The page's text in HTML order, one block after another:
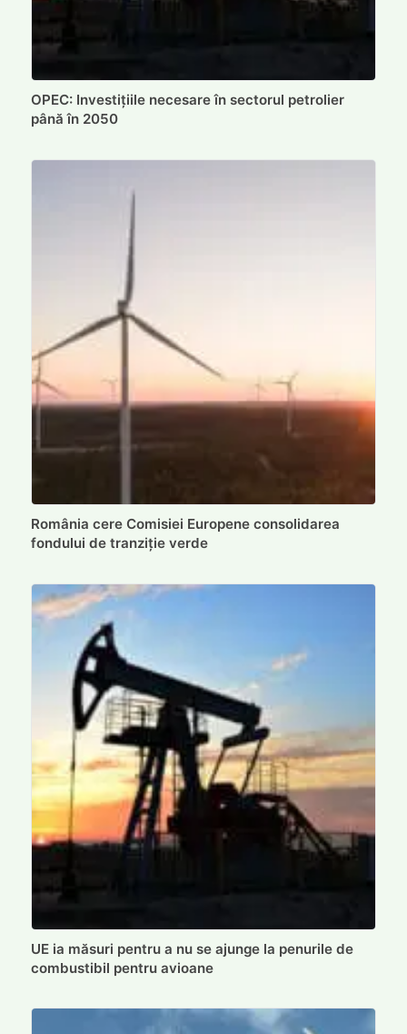
OPEC: Investițiile necesare în sectorul petrolier
până în 2050
România cere Comisiei Europene consolidarea
fondului de tranziție verde
UE ia măsuri pentru a nu se ajunge la penurile de
combustibil pentru avioane